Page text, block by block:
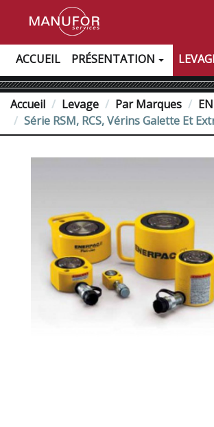
ACCUEIL PRÉSENTATION
Accueil Levage Par Marques
Série RSM, RCS, Vérins Galette Et